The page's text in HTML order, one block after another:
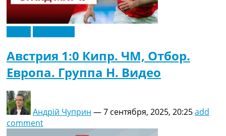
Австрия 1:0 Кипр. ЧМ, Отбор.
Европа. Группа H. Видео
Андрій Чуприн —7 сентября, 2025, 20:25add
comment